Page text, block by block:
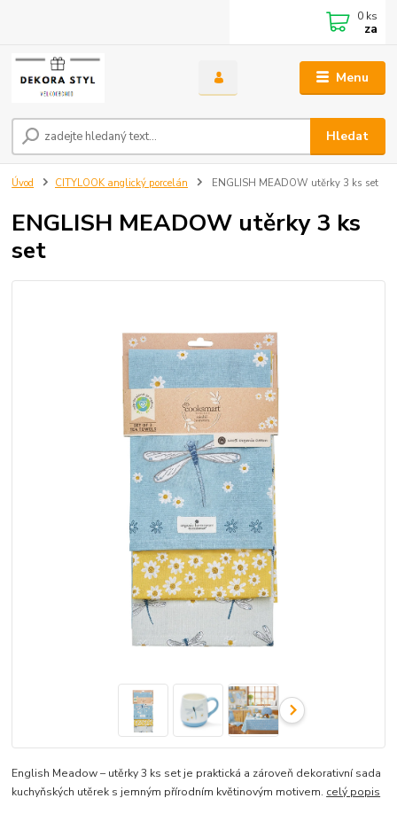
Menu
Hledat
0 ks
za
Úvod CITYLOOK anglický porcelán ENGLISH MEADOW utěrky 3 ks set
ENGLISH MEADOW utěrky 3 ks
set
English Meadow – utěrky 3 ks set je praktická a zároveň dekorativní sada
kuchyňských utěrek s jemným přírodním květinovým motivem. celý popis